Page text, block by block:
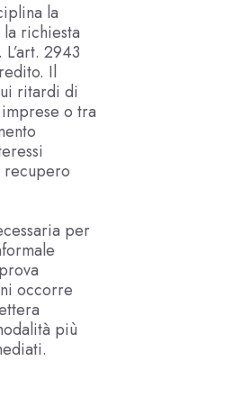
la
richiesta
2943
Il
ritardi di
o tra
recupero
per
occorre
più